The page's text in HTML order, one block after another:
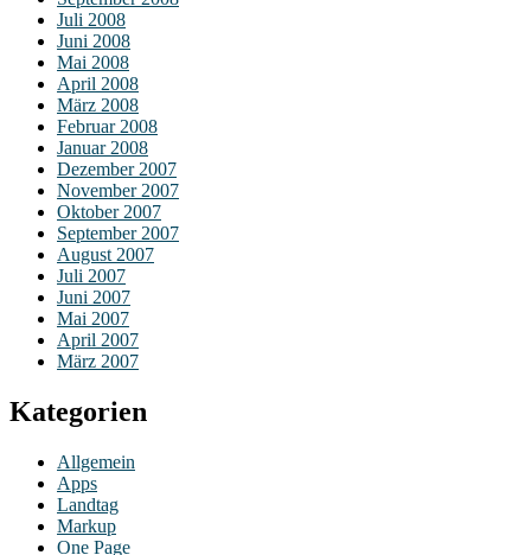
Juli 2008
Juni 2008
Mai 2008
April 2008
März 2008
Februar 2008
Januar 2008
Dezember 2007
November 2007
Oktober 2007
September 2007
August 2007
Juli 2007
Juni 2007
Mai 2007
April 2007
März 2007
Kategorien
Allgemein
Apps
Landtag
Markup
One Page